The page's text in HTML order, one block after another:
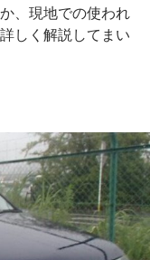
、現地での使われ
しく解説してまい